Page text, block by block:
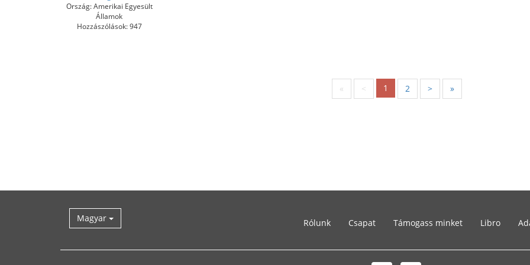
Ország: Amerikai Egyesült
Államok
Hozzászólások: 947
« < 1 2 > »
Magyar Rólunk Csapat Támogass minket Libro